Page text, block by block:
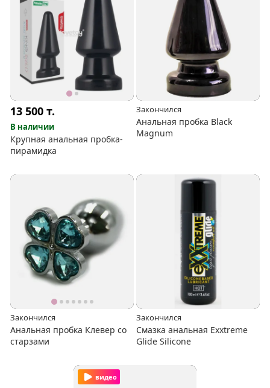
13 500т.
В наличии
Крупная анальная пробка-
пирамидка
Закончился
Анальная пробка Black
Magnum
Закончился
Анальная пробка Клевер со
старзами
Закончился
Смазка анальная Exxtreme
Glide Silicone
видео